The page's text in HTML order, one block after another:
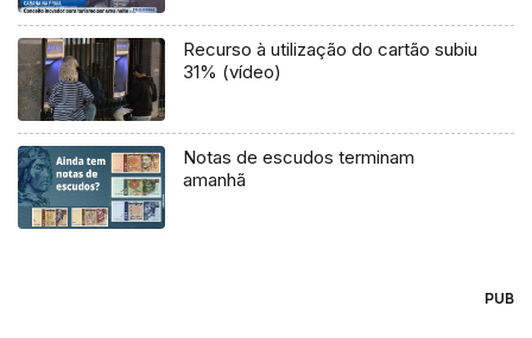
Recurso à utilização do cartão subiu
31% (vídeo)
Notas de escudos terminam
amanhã
PUB